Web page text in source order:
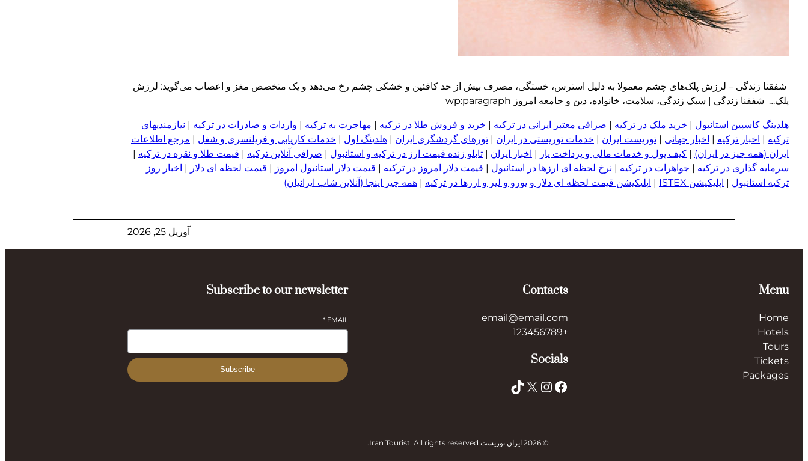
شفقنا زندگی – لرزش پلک‌های چشم معمولا به دلیل استرس، خستگی، مصرف بیش از حد کافئین و خشکی چشم رخ می‌دهد و یک متخصص مغز و اعصاب می‌گوید: لرزش
پلک… شفقنا زندگی | سبک زندگی، سلامت، خانواده، دین و جامعه امروز wp:paragraph
هلدینگ کاسپین استانبول | خرید ملک در ترکیه | صرافی معتبر ایرانی در ترکیه | خرید و فروش طلا در ترکیه | مهاجرت به ترکیه | واردات و صادرات در ترکیه | نیازمندیهای
ترکیه | اخبار ترکیه | اخبار جهانی | توریست ایران | خدمات توریستی در ایران | تورهای گردشگری ایران | هلدینگ اول | خدمات کاریابی و فریلنسری و شغل | مرجع اطلاعات
ایران (همه چیز در ایران) | کیف پول و خدمات مالی و پرداخت یار | اخبار ایران | تابلو زنده قیمت ارز در ترکیه و استانبول | صرافی آنلاین ترکیه | قیمت طلا و نقره در ترکیه |
سرمایه گذاری در ترکیه | جواهرات در ترکیه | نرخ لحظه ای ارزها در استانبول | قیمت دلار امروز در ترکیه | قیمت دلار استانبول امروز | قیمت لحظه ای دلار | اخبار روز
ترکیه استانبول | اپلیکیشن ISTEX | اپلیکیشن قیمت لحظه ای دلار و یورو و لیر و ار زها در ترکیه | همه چیز اینجا (آنلاین شاپ ایرانیان)
آوریل 25, 2026
Menu
Home
Hotels
Tours
Tickets
Packages
Contacts
email@email.com
+123456789
Socials
Facebook
Instagram
X
TikTok
Subscribe to our newsletter
EMAIL
*
Subscribe
© 2026 ایران توریست Iran Tourist. All rights reserved.